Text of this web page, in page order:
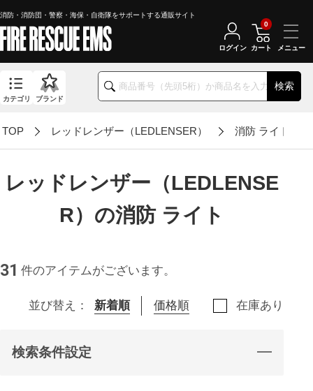
消防・消防団・警察・海保・自衛隊をサポートする通販サイト
検索
カテゴリ ブランド
ログイン カート
0
TOP レッドレンザー（LEDLENSER） 消防 ライト
レッドレンザー（LEDLENSE
R）の消防 ライト
31 件のアイテムがございます。
並び替え： 新着順 価格順 在庫あり
検索条件設定